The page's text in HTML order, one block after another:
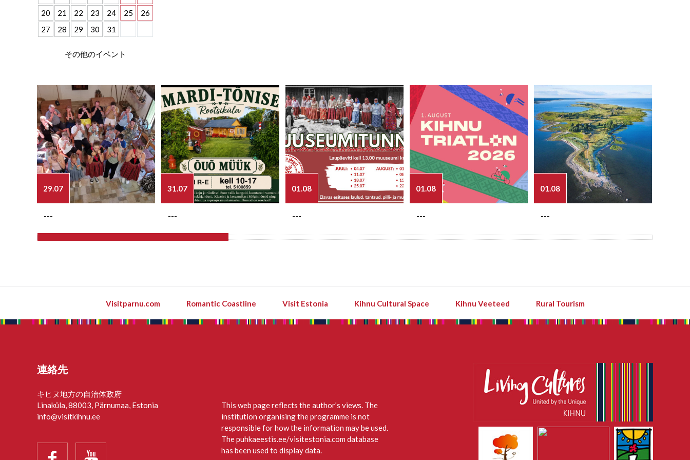
20
21 22 23 24 25
26
27
28 29 30 31
その他のイベント
29.07
---
31.07
---
01.08
---
01.08
---
01.08
---
Visitparnu.com Romantic Coastline Visit Estonia Kihnu Cultural Space Kihnu Veeteed Rural Tourism
連絡先
キヒヌ地方の自治体政府
Linaküla, 88003, Pärnumaa, Estonia
info@visitkihnu.ee
This web page reflects the author’s views. The
institution organising the programme is not
responsible for how the information may be used.
The puhkaeestis.ee/visitestonia.com database
has been used to display data.